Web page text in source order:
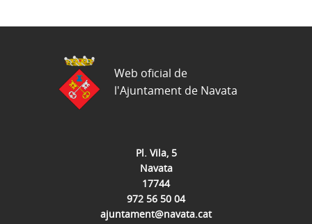
Pl. Vila, 5
Navata
17744
972 56 50 04
ajuntament@navata.cat
Web oficial de
l'Ajuntament de Navata